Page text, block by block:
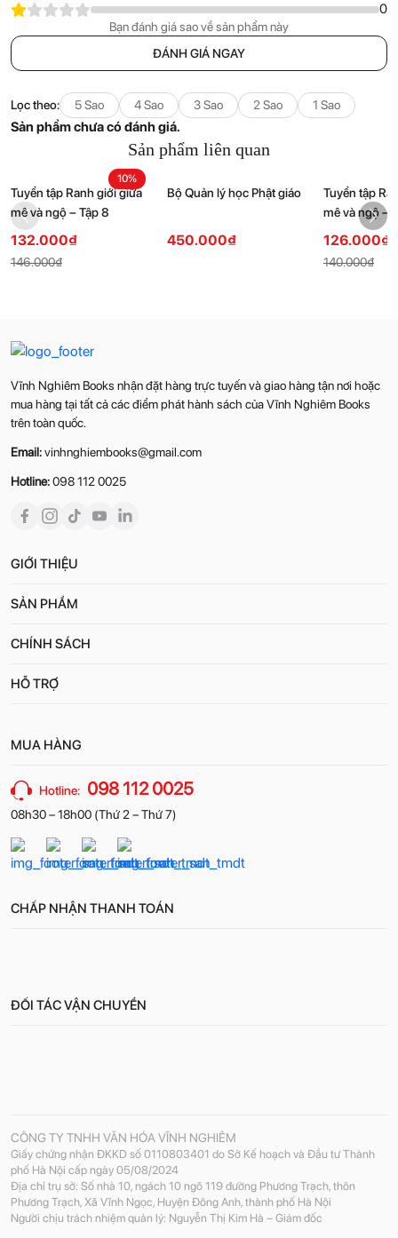
0
Bạn đánh giá sao về sản phẩm này
ĐÁNH GIÁ NGAY
Lọc theo: 5 Sao 4 Sao 3 Sao 2 Sao 1 Sao
Sản phẩm chưa có đánh giá.
Sản phẩm liên quan
10%
Tuyển tập Ranh giới giữa
mê và ngộ – Tập 8
132.000₫
Current
price
146.000₫
Original
price
Bộ Quản lý học Phật giáo
450.000₫
Tuyển tập
mê và ngộ –
126.000₫
Current
price
140.000₫
Original
price
Vĩnh Nghiêm Books nhận đặt hàng trực tuyến và giao hàng tận nơi hoặc
mua hàng tại tất cả các điểm phát hành sách của Vĩnh Nghiêm Books
trên toàn quốc.
Email:vinhnghiembooks@gmail.com
Hotline:098 112 0025
GIỚI THIỆU
SẢN PHẨM
CHÍNH SÁCH
HỖ TRỢ
MUA HÀNG
Hotline: 098 112 0025
08h30 – 18h00 (Thứ 2 – Thứ 7)
CHẤP NHẬN THANH TOÁN
ĐỐI TÁC VẬN CHUYỂN
CÔNG TY TNHH VĂN HÓA VĨNH NGHIÊM
Giấy chứng nhận ĐKKD số 0110803401 do Sở Kế hoạch và Đầu tư Thành
phố Hà Nội cấp ngày 05/08/2024
Địa chỉ trụ sở: Số nhà 10, ngách 10 ngõ 119 đường Phương Trạch, thôn
Phương Trạch, Xã Vĩnh Ngọc, Huyện Đông Anh, thành phố Hà Nội
Người chịu trách nhiệm quản lý: Nguyễn Thị Kim Hà – Giám đốc